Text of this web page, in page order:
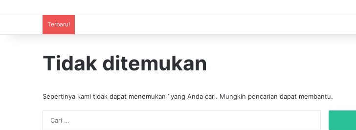
Terbaru!
Tidak ditemukan
Sepertinya kami tidak dapat menemukan ’ yang Anda cari. Mungkin pencarian dapat membantu.